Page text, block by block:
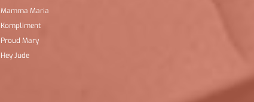
Mamma Maria
Kompliment
Proud Mary
Hey Jude